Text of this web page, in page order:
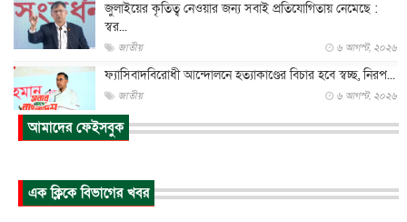
জুলাইয়ের কৃতিত্ব নেওয়ার জন্য সবাই প্রতিযোগিতায় নেমেছে :
স্বর...
জাতীয় ৬ আগস্ট, ২০২৬
ফ্যাসিবাদবিরোধী আন্দোলনে হত্যাকাণ্ডের বিচার হবে স্বচ্ছ, নিরপ...
জাতীয় ৬ আগস্ট, ২০২৬
ভারত সরকারের কাছে ক্ষমা চাইলেন জাকারবার্গ
আকাশে ট্রাম্পের হেলিকপ্টার ও যাত্রীবাহী বিমান মুখোমুখি, তদন্...
আন্তর্জাতিক
আমাদের ফেইসবুক
এক ক্লিকে বিভাগের খবর